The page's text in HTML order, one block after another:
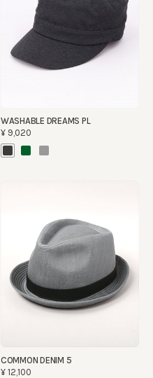
WASHABLE DREAMS PL
¥9,020
COMMON DENIM 5
¥12,100